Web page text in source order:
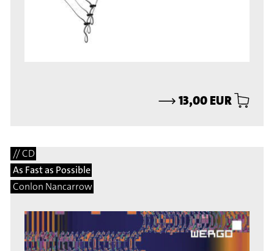
⟶13,00 EUR
// CD
As Fast as Possible
Conlon Nancarrow